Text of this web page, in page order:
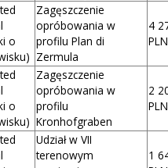
o
Zagęszczenie
opróbowania w
profilu Plan di
Zermula
4
PLN
o
Zagęszczenie
opróbowania w
profilu
Kronhofgraben
2
PLN
Udział w VII
terenowym
1